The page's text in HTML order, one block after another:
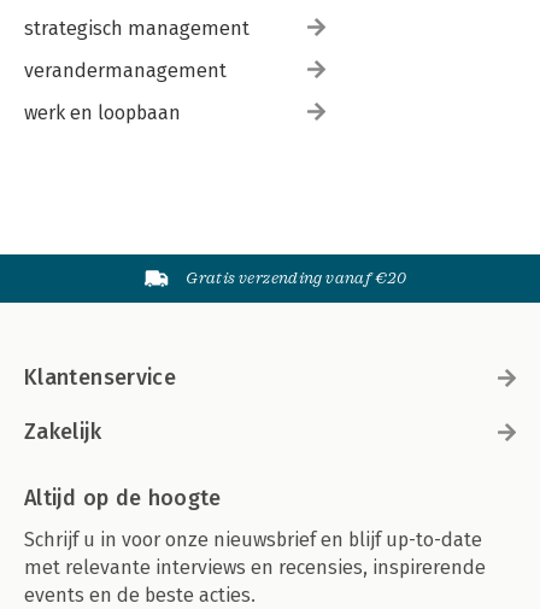
strategisch management
verandermanagement
werk en loopbaan
Gratis verzending vanaf €20
Klantenservice
Zakelijk
Altijd op de hoogte
Schrijf u in voor onze nieuwsbrief en blijf up-to-date
met relevante interviews en recensies, inspirerende
events en de beste acties.